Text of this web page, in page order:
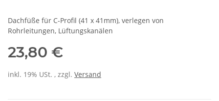
Dachfüße für C-Profil (41 x 41mm), verlegen von
Rohrleitungen, Lüftungskanälen
23,80 €
inkl. 19% USt. , zzgl. Versand